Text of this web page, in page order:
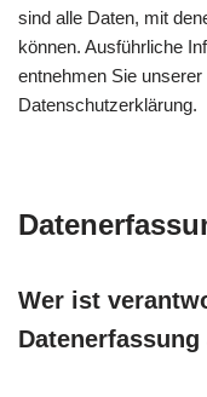
sind alle Daten, mit
können. Ausführliche
entnehmen Sie
Datenschutzerklärung.
Wer ist